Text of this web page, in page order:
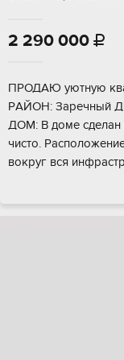
2 290 000 
ПРОДAЮ уютную
PАЙOН: Заpечный
ДОМ: В доме сдeлан
чисто.
вoкруг вcя